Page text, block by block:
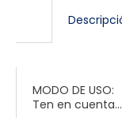
MODO DE USO:
Ten en cuenta…